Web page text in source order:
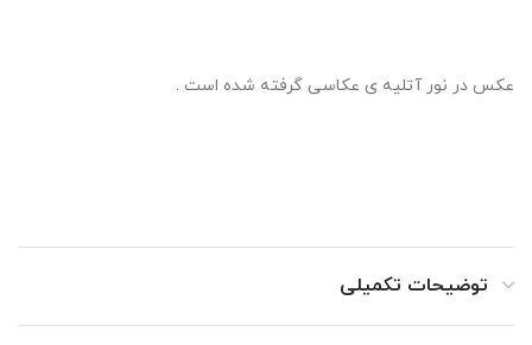
عکس در نور آتلیه ی عکاسی گرفته شده است .
توضیحات تکمیلی